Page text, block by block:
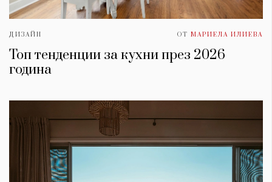
ДИЗАЙН ОТ МАРИЕЛА ИЛИЕВА
Топ тенденции за кухни през 2026
година